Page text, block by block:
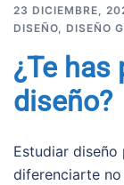
23 DICIEMBRE,
DISEÑO, DISEÑO
¿Te
diseño?
Estudiar
diferenciarte